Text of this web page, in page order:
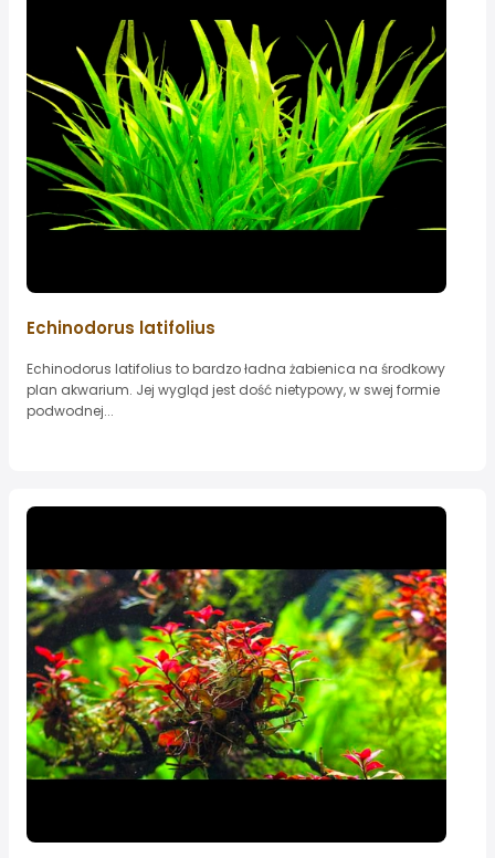
Echinodorus latifolius
Echinodorus latifolius to bardzo ładna żabienica na środkowy
plan akwarium. Jej wygląd jest dość nietypowy, w swej formie
podwodnej...